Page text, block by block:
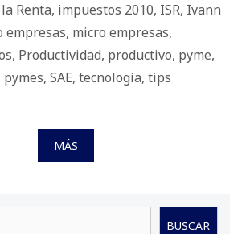
Renta, impuestos 2010, ISR, Ivann
empresas, micro empresas,
, Productividad, productivo, pyme,
pymes, SAE, tecnología, tips
MÁS
BUSCAR